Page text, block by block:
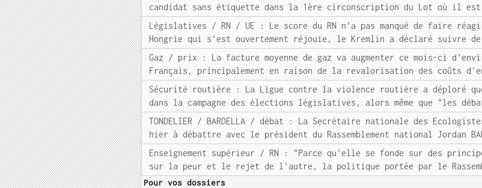
candidat sans étiquette dans la 1ère circonscription du Lot où il
Législatives / RN / UE : Le score du RN n'a pas manqué de faire
Hongrie qui s'est ouvertement réjouie, le Kremlin a déclaré suivre
Gaz / prix : La facture moyenne de gaz va augmenter ce mois-ci
Français, principalement en raison de la revalorisation des coûts
Sécurité routière : La Ligue contre la violence routière a déploré
dans la campagne des élections législatives, alors même que "les
TONDELIER / BARDELLA / débat : La Secrétaire nationale des
hier à débattre avec le président du Rassemblement national Jordan
Enseignement supérieur / RN : "Parce qu'elle se fonde sur des
sur la peur et le rejet de l'autre, la politique portée par le
Pour vos dossiers